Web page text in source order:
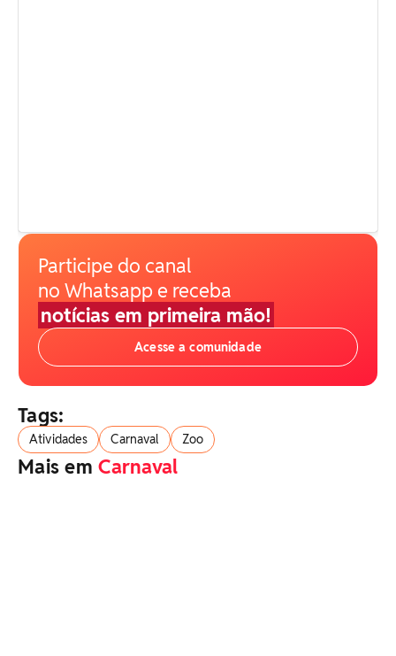
Participe do canal
no Whatsapp e receba
notícias em primeira mão!
Acesse a comunidade
Tags:
Atividades Carnaval Zoo
Mais emCarnaval